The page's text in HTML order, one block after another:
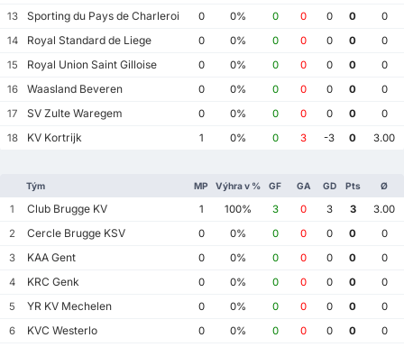
13
Sporting du Pays de Charleroi 0 0% 0 0 0 0
0
14
Royal Standard de Liege 0 0% 0 0 0 0
0
15
Royal Union Saint Gilloise 0 0% 0 0 0 0
0
16
Waasland Beveren 0 0% 0 0 0 0
0
17
SV Zulte Waregem 0 0% 0 0 0 0
0
18
KV Kortrijk 1 0% 0 3 -3 0 3.00
Tým MP Výhra v % GF GA GD Pts Ø
1 Club Brugge KV 1 100% 3 0 3 3
3.00
2
Cercle Brugge KSV 0 0% 0 0 0 0
0
3
KAA Gent 0 0% 0 0 0 0
0
4
KRC Genk 0 0% 0 0 0 0
0
5
YR KV Mechelen 0 0% 0 0 0 0
0
6
KVC Westerlo 0 0% 0 0 0 0
0